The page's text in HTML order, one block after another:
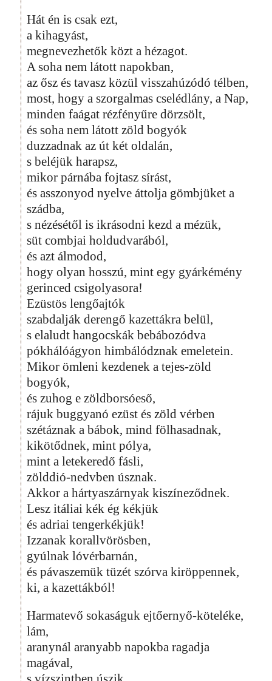
Hát én is csak ezt,
a kihagyást,
megnevezhetők közt a hézagot.
A soha nem látott napokban,
az ősz és tavasz közül visszahúzódó télben,
most, hogy a szorgalmas cselédlány, a Nap,
minden faágat rézfényűre dörzsölt,
és soha nem látott zöld bogyók
duzzadnak az út két oldalán,
s beléjük harapsz,
mikor párnába fojtasz sírást,
és asszonyod nyelve áttolja gömbjüket a
szádba,
s nézésétől is ikrásodni kezd a mézük,
süt combjai holdudvarából,
és azt álmodod,
hogy olyan hosszú, mint egy gyárkémény
gerinced csigolyasora!
Ezüstös lengőajtók
szabdalják derengő kazettákra belül,
s elaludt hangocskák bebábozódva
pókhálóágyon himbálódznak emeletein.
Mikor ömleni kezdenek a tejes-zöld
bogyók,
és zuhog e zöldborsóeső,
rájuk buggyanó ezüst és zöld vérben
szétáznak a bábok, mind fölhasadnak,
kikötődnek, mint pólya,
mint a letekeredő fásli,
zölddió-nedvben úsznak.
Akkor a hártyaszárnyak kiszíneződnek.
Lesz itáliai kék ég kékjük
és adriai tengerkékjük!
Izzanak korallvörösben,
gyúlnak lóvérbarnán,
és pávaszemük tüzét szórva kiröppennek,
ki, a kazettákból!
Harmatevő sokaságuk ejtőernyő-köteléke,
lám,
aranynál aranyabb napokba ragadja
magával,